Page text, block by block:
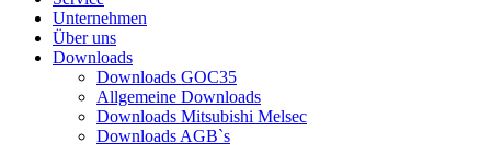
Unternehmen
Über uns
Downloads
Downloads GOC35
Allgemeine Downloads
Downloads Mitsubishi Melsec
Downloads AGB`s